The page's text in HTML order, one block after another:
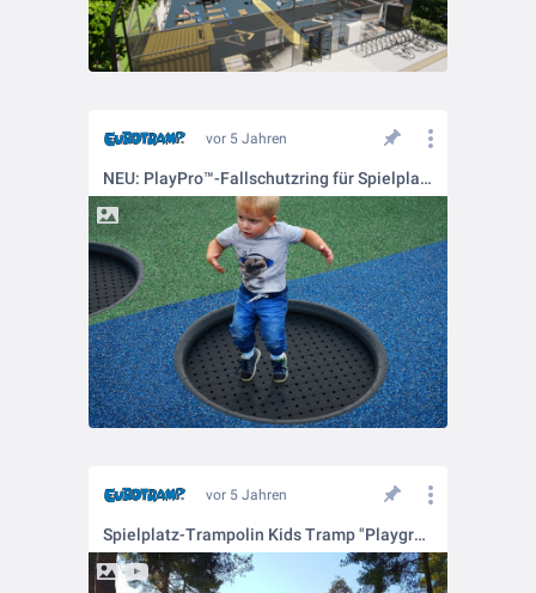
vor 5 Jahren
NEU: PlayPro™-Fallschutzring für Spielplatz-Trampoline von Eurotramp
vor 5 Jahren
Spielplatz-Trampolin Kids Tramp "Playground Loop XL"